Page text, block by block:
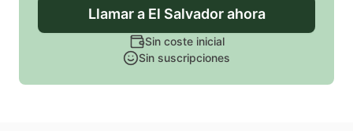
Llamara El Salvadorahora
Sin coste inicial
Sin suscripciones